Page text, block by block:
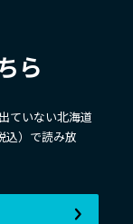
ら
ていない北海道
込）で読み放